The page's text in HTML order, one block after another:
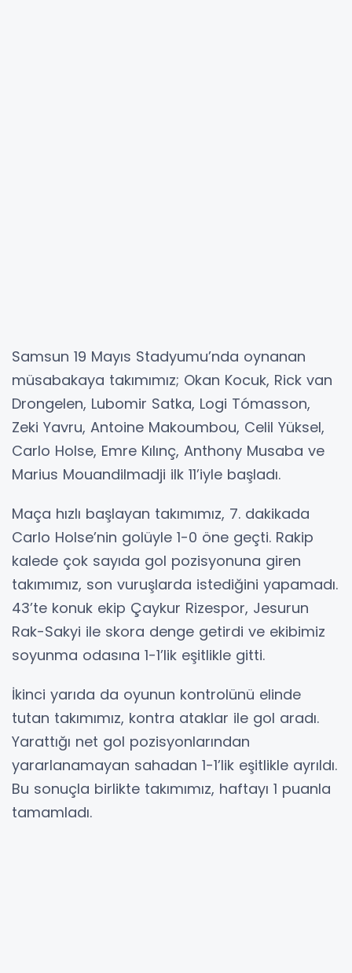
Samsun 19 Mayıs Stadyumu’nda oynanan
müsabakaya takımımız; Okan Kocuk, Rick van
Drongelen, Lubomir Satka, Logi Tómasson,
Zeki Yavru, Antoine Makoumbou, Celil Yüksel,
Carlo Holse, Emre Kılınç, Anthony Musaba ve
Marius Mouandilmadji ilk 11’iyle başladı.
Maça hızlı başlayan takımımız, 7. dakikada
Carlo Holse’nin golüyle 1-0 öne geçti. Rakip
kalede çok sayıda gol pozisyonuna giren
takımımız, son vuruşlarda istediğini yapamadı.
43’te konuk ekip Çaykur Rizespor, Jesurun
Rak-Sakyi ile skora denge getirdi ve ekibimiz
soyunma odasına 1-1’lik eşitlikle gitti.
İkinci yarıda da oyunun kontrolünü elinde
tutan takımımız, kontra ataklar ile gol aradı.
Yarattığı net gol pozisyonlarından
yararlanamayan sahadan 1-1’lik eşitlikle ayrıldı.
Bu sonuçla birlikte takımımız, haftayı 1 puanla
tamamladı.